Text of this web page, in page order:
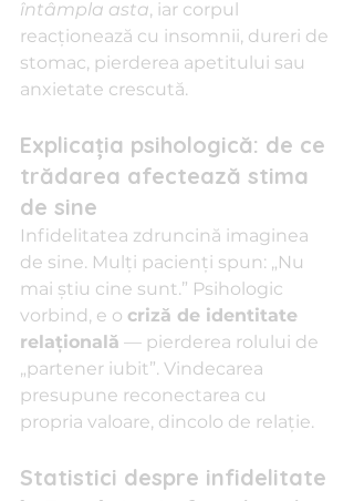
întâmpla asta, iar corpul
reacționează cu insomnii, dureri de
stomac, pierderea apetitului sau
anxietate crescută.
Explicația psihologică: de ce
trădarea afectează stima
de sine
Infidelitatea zdruncină imaginea
de sine. Mulți pacienți spun: „Nu
mai știu cine sunt.” Psihologic
vorbind, e o criză de identitate
relațională — pierderea rolului de
„partener iubit”. Vindecarea
presupune reconectarea cu
propria valoare, dincolo de relație.
Statistici despre infidelitate